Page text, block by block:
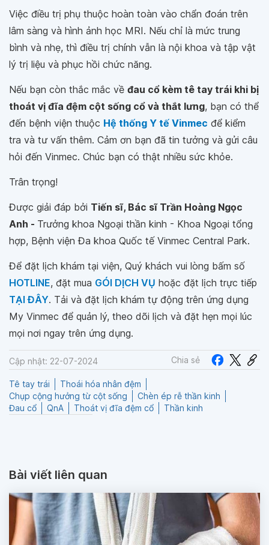
Việc điều trị phụ thuộc hoàn toàn vào chẩn đoán trên
lâm sàng và hình ảnh học MRI. Nếu chỉ là mức trung
bình và nhẹ, thì điều trị chính vẫn là nội khoa và tập vật
lý trị liệu và phục hồi chức năng.
Nếu bạn còn thắc mắc về đau cổ kèm tê tay trái khi bị
thoát vị đĩa đệm cột sống cổ và thắt lưng, bạn có thể
đến bệnh viện thuộc Hệ thống Y tế Vinmec để kiểm
tra và tư vấn thêm. Cảm ơn bạn đã tin tưởng và gửi câu
hỏi đến Vinmec. Chúc bạn có thật nhiều sức khỏe.
Trân trọng!
Được giải đáp bởi Tiến sĩ, Bác sĩ Trần Hoàng Ngọc
Anh - Trưởng khoa Ngoại thần kinh - Khoa Ngoại tổng
hợp, Bệnh viện Đa khoa Quốc tế Vinmec Central Park.
Để đặt lịch khám tại viện, Quý khách vui lòng bấm số
HOTLINE, đặt mua GÓI DỊCH VỤ hoặc đặt lịch trực tiếp
TẠI ĐÂY. Tải và đặt lịch khám tự động trên ứng dụng
My Vinmec để quản lý, theo dõi lịch và đặt hẹn mọi lúc
mọi nơi ngay trên ứng dụng.
Cập nhật: 22-07-2024 Chia sẻ
Tê tay trái
Thoái hóa nhân đệm
Chụp cộng hưởng từ cột sống
Chèn ép rễ thần kinh
Đau cổ
QnA Thoát vị đĩa đệm cổ Thần kinh
Bài viết liên quan